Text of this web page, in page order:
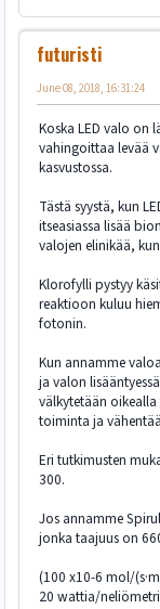
futuristi
June 08, 2018, 16:31:24
Koska LED valo on
vahingoittaa levää
kasvustossa.
Tästä syystä, kun
itseasiassa lisää
valojen elinikää,
Klorofylli pystyy
reaktioon kuluu
fotonin.
Kun annamme
ja valon
välkytetään
toiminta ja
Eri tutkimusten
300.
Jos annamme
jonka taajuus on
(100 x10-6 mol/
20 wattia/